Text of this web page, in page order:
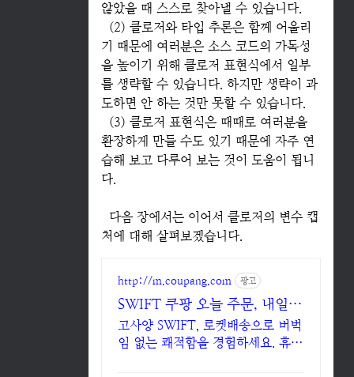
않았을 때 스스로 찾아낼 수 있습니다.
(2) 클로저와 타입 추론은 함께 어울리
기 때문에 여러분은 소스 코드의 가독성
을 높이기 위해 클로저 표현식에서 일부
를 생략할 수 있습니다. 하지만 생략이 과
도하면 안 하는 것만 못할 수 있습니다.
(3) 클로저 표현식은 때때로 여러분을
환장하게 만들 수도 있기 때문에 자주 연
습해 보고 다루어 보는 것이 도움이 됩니
다.
다음 장에서는 이어서 클로저의 변수 캡
처에 대해 살펴보겠습니다.
http://m.coupang.com 광고
SWIFT 쿠팡 오늘 주문, 내일
바로 도착
고사양 SWIFT, 로켓배송으로 버벅
임 없는 쾌적함을 경험하세요. 휴대